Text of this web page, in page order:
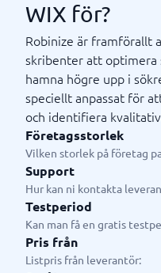
WIX för?
Robinize är framförallt
skribenter att optimera
hamna högre upp i
speciellt anpassat för
och identifiera
Företagsstorlek
Vilken storlek på företag
Support
Hur kan ni kontakta
Testperiod
Kan man få en gratis
Pris från
Listpris från leverantör: